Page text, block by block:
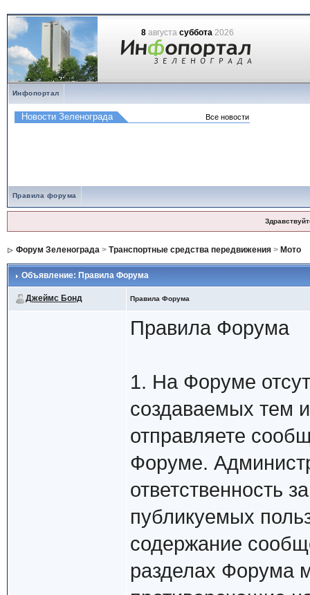
8августа суббота2026
Инфопортал
Правила форума
Форум Зеленограда> Транспортные средства передвижения> Мото
Объявление: Правила Форума
Джеймс Бонд Правила Форума
Правила Форума
1. На Форуме
создаваемых тем
отправляете
Форуме.
ответственность
публикуемых
содержание
разделах Форума